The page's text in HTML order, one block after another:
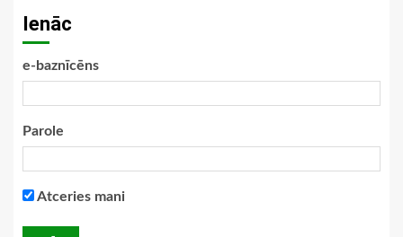
Ienāc
e-baznīcēns
Parole
Atceries mani